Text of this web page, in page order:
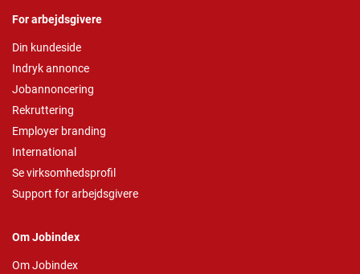
For arbejdsgivere
Din kundeside
Indryk annonce
Jobannoncering
Rekruttering
Employer branding
International
Se virksomhedsprofil
Support for arbejdsgivere
Om Jobindex
Om Jobindex